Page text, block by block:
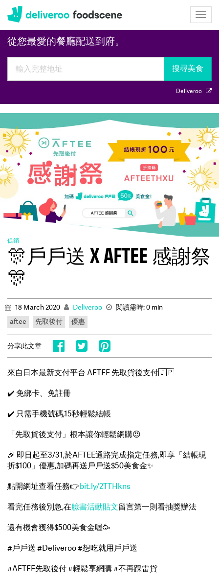
Deliveroo
促銷 🎊戶戶送 X AFTEE 感謝祭🎊
促銷
🎊戶戶送 X AFTEE 感謝祭
🎊
18 March 2020 Deliveroo
閱讀需時: 0 min
aftee
先取後付 優惠
分享此文章
來自日本最新支付平台 AFTEE 先取貨後支付🇯🇵
✔️ 免綁卡、免註冊
✔️ 只需手機號碼,15秒輕鬆結帳
「先取貨後支付」根本讓你輕鬆網購😍
🎉 即日起至3/31,於AFTEE通路完成指定任務,即享「結帳現
折$100」優惠,加碼再送戶戶送$50美食金✨
點開網址查看任務👉bit.ly/2TTHkns
看完任務後別急,在臉書活動貼文留言第一則看抽獎辦法
還有機會獲得$500美食金喔🥳
#戶戶送 #Deliveroo #想吃就用戶戶送
#AFTEE先取後付 #輕鬆享網購 #不再踩雷貨
從您最愛的餐廳配送到府。
搜尋美食
Deliveroo